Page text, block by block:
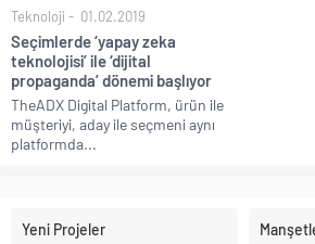
Teknoloji 01.02.2019
Seçimlerde ‘yapay zeka
teknolojisi’ ile ‘dijital
propaganda’ dönemi başlıyor
TheADX Digital Platform, ürün ile
müşteriyi, aday ile seçmeni aynı
platformda...
Yeni Projeler